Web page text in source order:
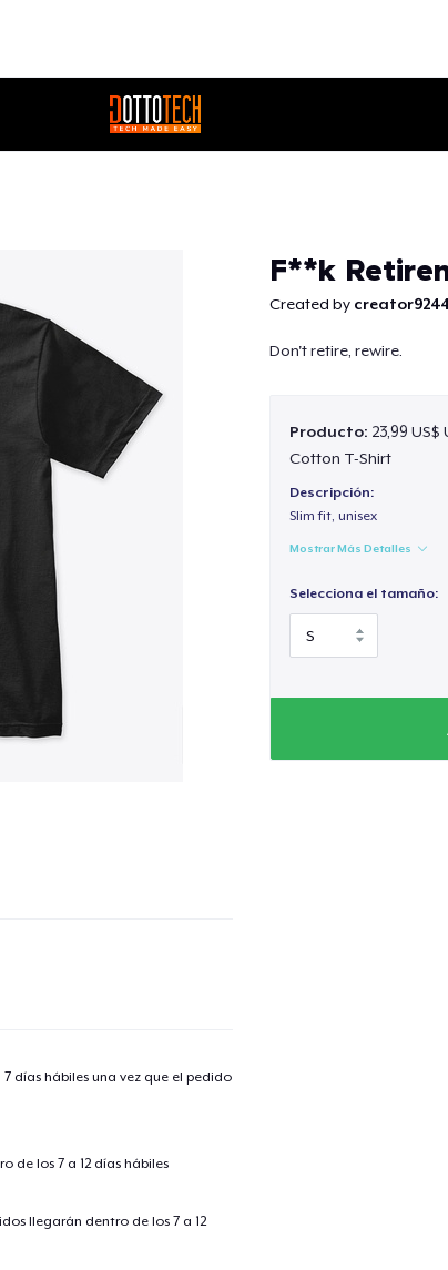
F**k
Created by
Don't retire, rewire.
Producto: 23,99 US$
Cotton T-Shirt
Descripción:
Slim fit, unisex
Mostrar Más Detalles
Selecciona el tamaño:
días hábiles una vez que el pedido
de los 7 a 12 días hábiles
llegarán dentro de los 7 a 12